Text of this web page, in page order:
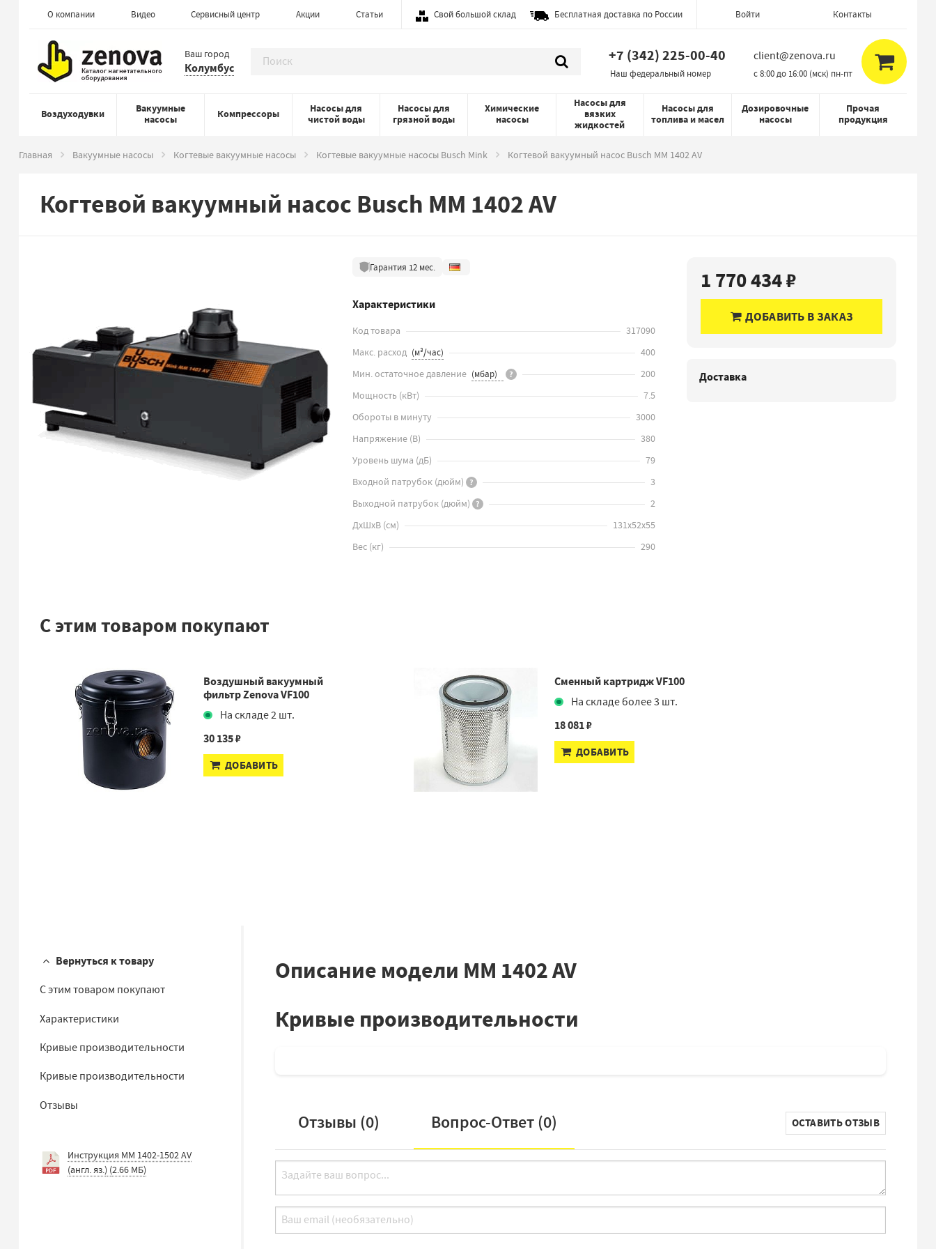
О компании Видео Сервисный центр Акции Статьи Свой большой склад Бесплатная доставка по России Войти Контакты
Ваш город
Колумбус
+7 (342) 225-00-40
Наш федеральный номер
client@zenova.ru
c 8:00 до 16:00 (мск) пн-пт
Воздуходувки
Вакуумные
насосы
Компрессоры
Насосы для
чистой воды
Насосы для
грязной воды
Химические
насосы
Насосы для
вязких
жидкостей
Насосы для
топлива и масел
Дозировочные
насосы
Прочая
продукция
Главная Вакуумные насосы Когтевые вакуумные насосы Когтевые вакуумные насосы Busch Mink Когтевой вакуумный насос Busch MM 1402 AV
Когтевой вакуумный насос Busch MM 1402 AV
Гарантия 12 мес.
Характеристики
Код товара
317090
Макс. расход
400
Мин. остаточное давление
?
200
Мощность (кВт)
7.5
Обороты в минуту
3000
Напряжение (В)
380
Уровень шума (дБ)
79
Входной патрубок (дюйм) ?
3
Выходной патрубок (дюйм) ?
2
ДхШхВ (см)
131х52х55
Вес (кг) 290
1 770 434 ₽
ДОБАВИТЬ В ЗАКАЗ
Доставка
С этим товаром покупают
Воздушный вакуумный
фильтр Zenova VF100
На складе 2 шт.
30 135 ₽
ДОБАВИТЬ
Сменный картридж VF100
На складе более 3 шт.
18 081 ₽
ДОБАВИТЬ
Вернуться к товару
С этим товаром покупают
Характеристики
Кривые производительности
Кривые производительности
Отзывы
Инструкция MM 1402-1502 AV
(англ. яз.) (2.66 МБ)
Описание модели MM 1402 AV
Кривые производительности
Отзывы (0) Вопрос-Ответ (0) ОСТАВИТЬ ОТЗЫВ